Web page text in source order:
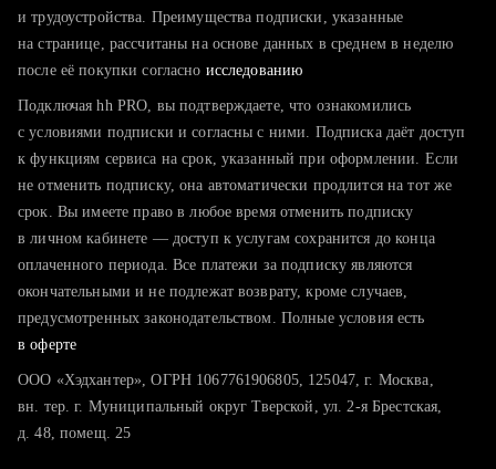
тратите много времени на поиск и вручную поднимаете
хотите сравнить себя с конкурентами и оценить шансы
и трудоустройства. Преимущества подписки, указанные
на странице, рассчитаны на основе данных в среднем в неделю
после её покупки согласно исследованию
Подключая hh PRO, вы подтверждаете, что ознакомились
с условиями подписки и согласны с ними. Подписка даёт доступ
к функциям сервиса на срок, указанный при оформлении. Если
не отменить подписку, она автоматически продлится на тот же
срок. Вы имеете право в любое время отменить подписку
в личном кабинете — доступ к услугам сохранится до конца
оплаченного периода. Все платежи за подписку являются
окончательными и не подлежат возврату, кроме случаев,
предусмотренных законодательством. Полные условия есть
в оферте
ООО «Хэдхантер», ОГРН 1067761906805, 125047, г. Москва,
вн. тер. г. Муниципальный округ Тверской, ул. 2-я Брестская,
д. 48, помещ. 25